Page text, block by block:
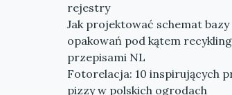
rejestry
Jak projektować schemat
opakowań pod kątem
przepisami NL
Fotorelacja: 10 inspirujących
pizzy w polskich ogrodach